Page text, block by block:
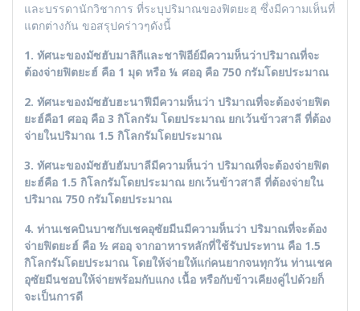
และบรรดานักวิชาการ ที่ระบุปริมาณของฟิตยะฮฺ ซึ่งมีความเห็นที่
แตกต่างกัน ขอสรุปคร่าวๆดังนี้
1. ทัศนะของมัซฮับมาลิกีและชาฟิอีย์มีความห็นว่าปริมาณที่จะ
ต้องจ่ายฟิตยะฮ์ คือ 1 มุด หรือ ¼ ศออฺ คือ 750 กรัมโดยประมาณ
2. ทัศนะของมัซฮับฮะนาฟีมีความห็นว่า ปริมาณที่จะต้องจ่ายฟิต
ยะฮ์คือ1 ศออฺ คือ 3 กิโลกรัม โดยประมาณ ยกเว้นข้าวสาลี ที่ต้อง
จ่ายในปริมาณ 1.5 กิโลกรัมโดยประมาณ
3. ทัศนะของมัซฮับฮัมบาลีมีความห็นว่า ปริมาณที่จะต้องจ่ายฟิต
ยะฮ์คือ 1.5 กิโลกรัมโดยประมาณ ยกเว้นข้าวสาลี ที่ต้องจ่ายใน
ปริมาณ 750 กรัมโดยประมาณ
4. ท่านเชคบินบาซกับเชคอุซัยมีนมีความห็นว่า ปริมาณที่จะต้อง
จ่ายฟิตยะฮ์ คือ ½ ศออฺ จากอาหารหลักที่ใช้รับประทาน คือ 1.5
กิโลกรัมโดยประมาณ โดยให้จ่ายให้แก่คนยากจนทุกวัน ท่านเชค
อุซัยมีนชอบให้จ่ายพร้อมกับแกง เนื้อ หรือกับข้าวเคียงคู่ไปด้วยก็
จะเป็นการดี